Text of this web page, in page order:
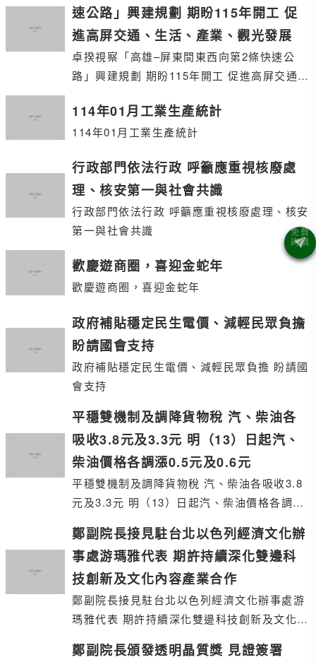
速公路」興建規劃 期盼115年開工 促
進高屏交通、生活、產業、觀光發展
卓揆視察「高雄–屏東間東西向第2條快速公
路」興建規劃 期盼115年開工 促進高屏交通、
114年01月工業生產統計
114年01月工業生產統計
行政部門依法行政 呼籲應重視核廢處
理、核安第一與社會共識
行政部門依法行政 呼籲應重視核廢處理、核安
第一與社會共識
歡慶遊商圈，喜迎金蛇年
歡慶遊商圈，喜迎金蛇年
政府補貼穩定民生電價、減輕民眾負擔
盼請國會支持
政府補貼穩定民生電價、減輕民眾負擔 盼請國
會支持
平穩雙機制及調降貨物稅 汽、柴油各
吸收3.8元及3.3元 明（13）日起汽、
柴油價格各調漲0.5元及0.6元
平穩雙機制及調降貨物稅 汽、柴油各吸收3.8
元及3.3元 明（13）日起汽、柴油價格各調漲
鄭副院長接見駐台北以色列經濟文化辦
事處游瑪雅代表 期許持續深化雙邊科
技創新及文化內容產業合作
鄭副院長接見駐台北以色列經濟文化辦事處游
瑪雅代表 期許持續深化雙邊科技創新及文化內
鄭副院長頒發透明晶質獎 見證簽署